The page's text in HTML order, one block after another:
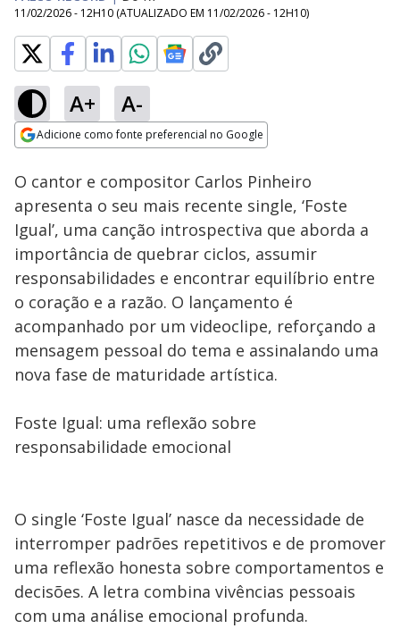
11/02/2026 - 12H10 (ATUALIZADO EM 11/02/2026 - 12H10)
A+ A-
Adicione como fonte preferencial no Google
Ativar
Loaded
20.18%
O cantor e compositor Carlos Pinheiro
apresenta o seu mais recente single, ‘Foste
Igual’, uma canção introspectiva que aborda a
importância de quebrar ciclos, assumir
responsabilidades e encontrar equilíbrio entre
o coração e a razão. O lançamento é
acompanhado por um videoclipe, reforçando a
mensagem pessoal do tema e assinalando uma
nova fase de maturidade artística.
Foste Igual: uma reflexão sobre
responsabilidade emocional
O single ‘Foste Igual’ nasce da necessidade de
interromper padrões repetitivos e de promover
uma reflexão honesta sobre comportamentos e
decisões. A letra combina vivências pessoais
com uma análise emocional profunda.